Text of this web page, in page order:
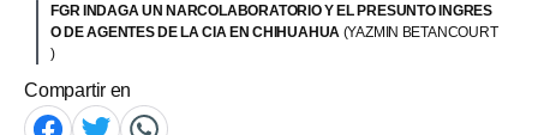
FGR INDAGA UN NARCOLABORATORIO Y EL PRESUNTO INGRES
O DE AGENTES DE LA CIA EN CHIHUAHUA (YAZMIN BETANCOURT
)
Compartir en